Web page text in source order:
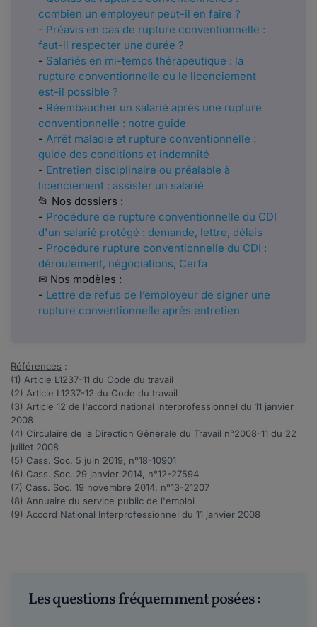
combien un employeur peut-il en faire ?
- Préavis en cas de rupture conventionnelle :
faut-il respecter une durée ?
- Salariés en mi-temps thérapeutique : la
rupture conventionnelle ou le licenciement
est-il possible ?
- Réembaucher un salarié après une rupture
conventionnelle : notre guide
- Arrêt maladie et rupture conventionnelle :
guide des conditions et indemnité
- Entretien disciplinaire ou préalable à
licenciement : assister un salarié
📂 Nos dossiers :
- Procédure de rupture conventionnelle du CDI
d'un salarié protégé : demande, lettre, délais
- Procédure rupture conventionnelle du CDI :
déroulement, négociations, Cerfa
✉ Nos modèles :
- Lettre de refus de l’employeur de signer une
rupture conventionnelle après entretien
Références :
(1) Article L1237-11 du Code du travail
(2) Article L1237-12 du Code du travail
(3) Article 12 de l'accord national interprofessionnel du 11 janvier
2008
(4) Circulaire de la Direction Générale du Travail n°2008-11 du 22
juillet 2008
(5) Cass. Soc. 5 juin 2019, n°18-10901
(6) Cass. Soc. 29 janvier 2014, n°12-27594
(7) Cass. Soc. 19 novembre 2014, n°13-21207
(8) Annuaire du service public de l'emploi
(9) Accord National Interprofessionnel du 11 janvier 2008
Les questions fréquemment posées :